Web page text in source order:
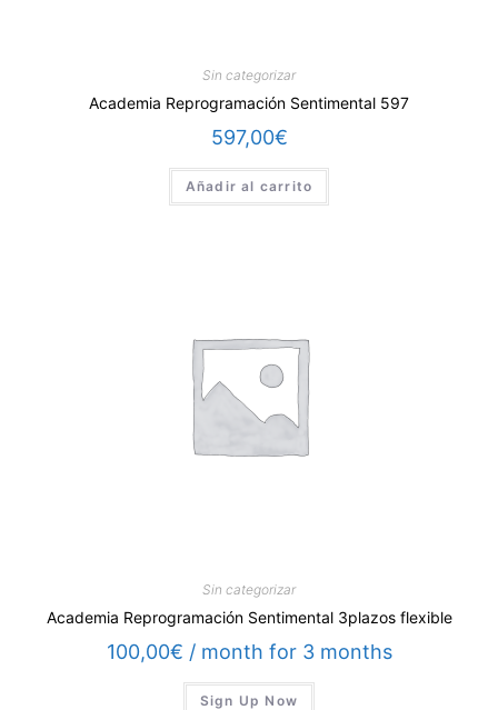
Sin categorizar
Academia Reprogramación Sentimental 597
597,00€
Añadir al carrito
Sin categorizar
Academia Reprogramación Sentimental 3plazos flexible
100,00€ / month for 3 months
Sign Up Now